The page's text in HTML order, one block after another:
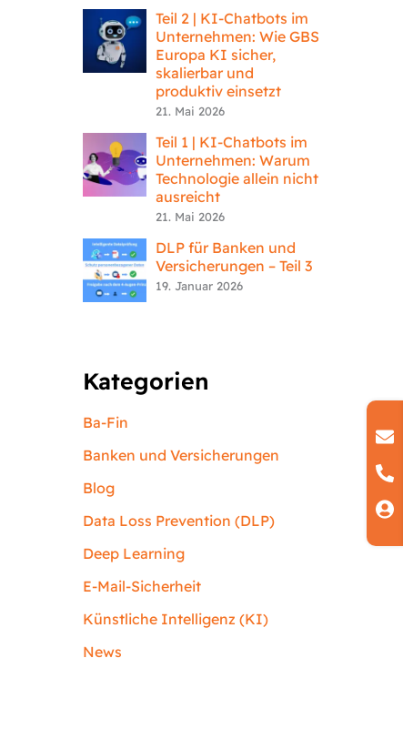
Teil 2 | KI-Chatbots im
Unternehmen: Wie GBS
Europa KI sicher,
skalierbar und
produktiv einsetzt
21. Mai 2026
Teil 1 | KI-Chatbots im
Unternehmen: Warum
Technologie allein nicht
ausreicht
21. Mai 2026
DLP für Banken und
Versicherungen – Teil 3
19. Januar 2026
Kategorien
Ba-Fin
Banken und Versicherungen
Blog
Data Loss Prevention (DLP)
Deep Learning
E-Mail-Sicherheit
Künstliche Intelligenz (KI)
News